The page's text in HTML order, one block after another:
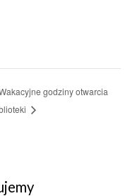
godziny otwarcia